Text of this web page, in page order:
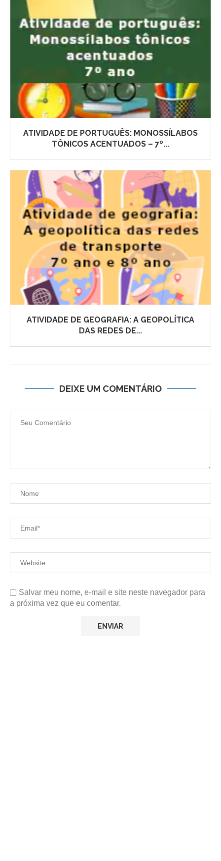
ATIVIDADE DE PORTUGUÊS: MONOSSÍLABOS
TÔNICOS ACENTUADOS – 7º...
ATIVIDADE DE GEOGRAFIA: A GEOPOLÍTICA
DAS REDES DE...
DEIXE UM COMENTÁRIO
Salvar meu nome, e-mail e site neste navegador para
a próxima vez que eu comentar.